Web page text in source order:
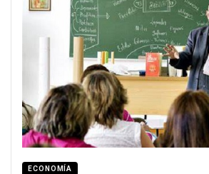
ECONOMÍA